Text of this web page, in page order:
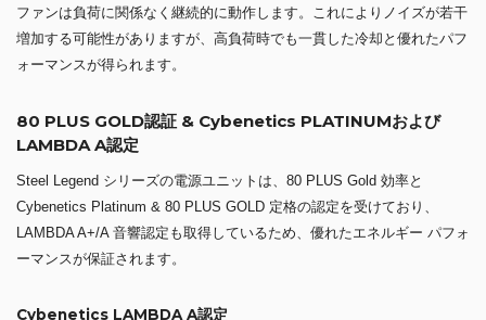
ファンは負荷に関係なく継続的に動作します。これによりノイズが若干
増加する可能性がありますが、高負荷時でも一貫した冷却と優れたパフ
ォーマンスが得られます。
80 PLUS GOLD認証 & Cybenetics PLATINUMおよび
LAMBDA A認定
Steel Legend シリーズの電源ユニットは、80 PLUS Gold 効率と
Cybenetics Platinum & 80 PLUS GOLD 定格の認定を受けており、
LAMBDA A+/A 音響認定も取得しているため、優れたエネルギー パフォ
ーマンスが保証されます。
Cybenetics LAMBDA A認定